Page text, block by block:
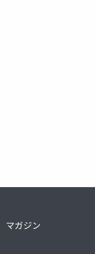
マガジン